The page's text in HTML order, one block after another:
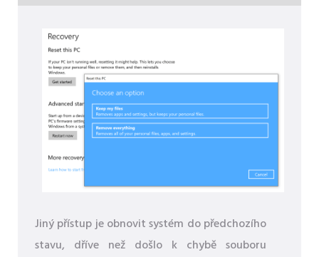
Jiný přístup je obnovit systém do předchozího
stavu, dříve než došlo k chybě souboru